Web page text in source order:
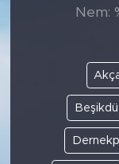
Nem:
Ulusal